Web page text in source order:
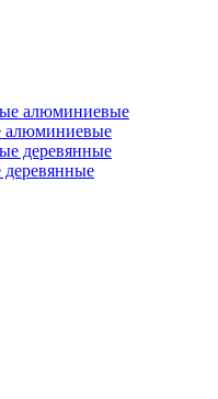
алюминиевые
деревянные